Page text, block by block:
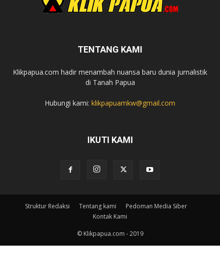
TENTANG KAMI
Klikpapua.com hadir menambah nuansa baru dunia jurnalistik
di Tanah Papua
Hubungi kami: klikpapuamkw@gmail.com
IKUTI KAMI
Struktur Redaksi Tentang kami
Pedoman Media Siber
Kontak Kami
© Klikpapua.com - 2019